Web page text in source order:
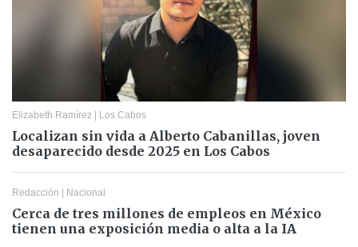
Elizabeth Ramírez Los Cabos
Localizan sin vida a Alberto Cabanillas, joven
desaparecido desde 2025 en Los Cabos
Redacción Nacional
Cerca de tres millones de empleos en México
tienen una exposición media o alta a la IA